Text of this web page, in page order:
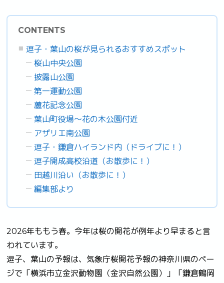
CONTENTS
逗子・葉山の桜が見られるおすすめスポット
桜山中央公園
披露山公園
第一運動公園
蘆花記念公園
葉山町役場～花の木公園付近
アザリエ南公園
逗子・鎌倉ハイランド内（ドライブに！）
逗子開成高校沿道（お散歩に！）
田越川沿い（お散歩に！）
編集部より
2026年ももう春。今年は桜の開花が例年より早まると言
われています。
逗子、葉山の予報は、気象庁桜開花予報の神奈川県のペー
ジで「横浜市立金沢動物園（金沢自然公園）」「鎌倉鶴岡